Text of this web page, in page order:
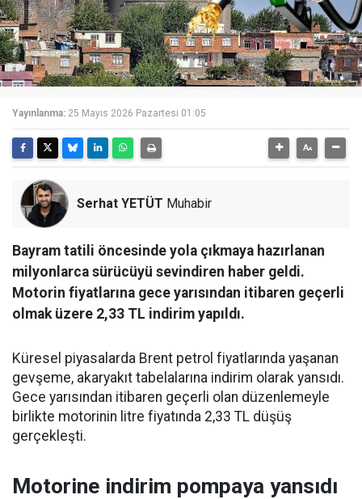
Yayınlanma: 25 Mayıs 2026 Pazartesi 01:05
Serhat YETÜT Muhabir
Bayram tatili öncesinde yola çıkmaya hazırlanan
milyonlarca sürücüyü sevindiren haber geldi.
Motorin fiyatlarına gece yarısından itibaren geçerli
olmak üzere 2,33 TL indirim yapıldı.
Küresel piyasalarda Brent petrol fiyatlarında yaşanan
gevşeme, akaryakıt tabelalarına indirim olarak yansıdı.
Gece yarısından itibaren geçerli olan düzenlemeyle
birlikte motorinin litre fiyatında 2,33 TL düşüş
gerçekleşti.
Motorine indirim pompaya yansıdı